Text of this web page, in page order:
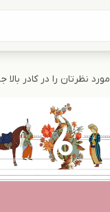
مورد نظرتان را در کادر